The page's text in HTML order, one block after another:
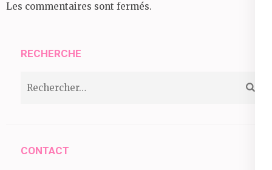
Les commentaires sont fermés.
RECHERCHE
CONTACT